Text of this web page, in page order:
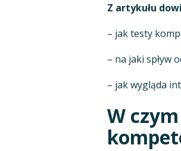
Z artykułu
– jak testy
– na jaki spływ
– jak wygląda
W